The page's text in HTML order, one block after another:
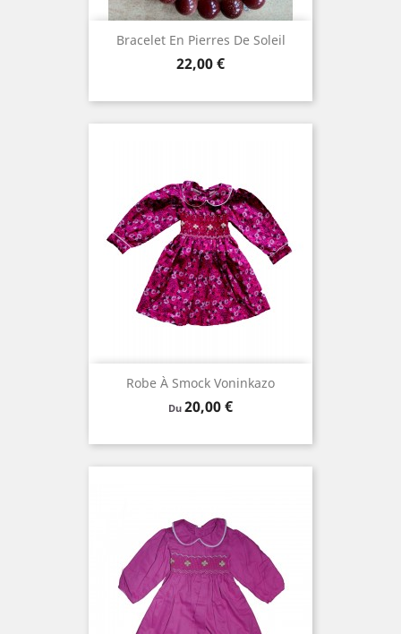
Bracelet En Pierres De Soleil
Prix
22,00 €
Robe À Smock Voninkazo
Du Prix
20,00 €